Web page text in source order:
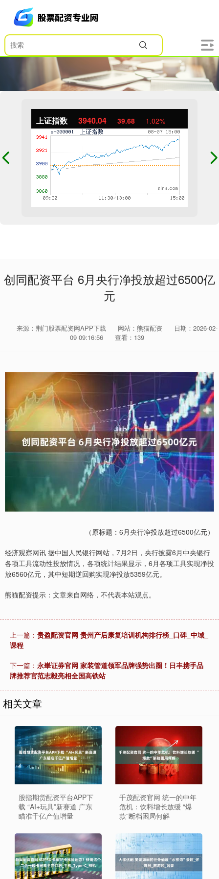
上证指数 3940.04 39.68 1.02%
创同配资平台 6月央行净投放超过6500亿
元
来源：荆门股票配资网APP下载 网站：熊猫配资
日期：2026-02-
09 09:16:56
查看：139
（原标题：6月央行净投放超过6500亿元）
经济观察网讯 据中国人民银行网站，7月2日，央行披露6月中央银行
各项工具流动性投放情况，各项统计结果显示，6月各项工具实现净投
放6560亿元，其中短期逆回购实现净投放5359亿元。
熊猫配资提示：文章来自网络，不代表本站观点。
上一篇： 贵盈配资官网 贵州产后康复培训机构排行榜_口碑_中域_
课程
下一篇： 永崋证券官网 家装管道领军品牌强势出圈！日丰携手品
牌推荐官范志毅亮相全国高铁站
相关文章
股指期货配资平台APP下
载 “AI+玩具”新赛道 广东
瞄准千亿产值增量
千茂配资官网 统一的中年
危机：饮料增长放缓 “爆
款”断档困局何解